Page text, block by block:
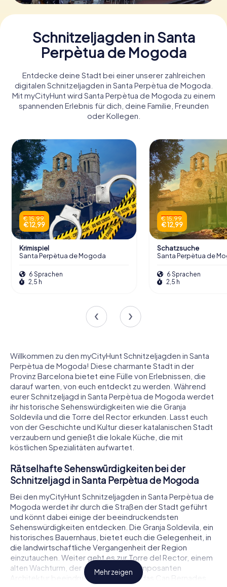
Schnitzeljagden in Santa
Perpètua de Mogoda
Entdecke deine Stadt bei einer unserer zahlreichen
digitalen Schnitzeljagden in Santa Perpètua de Mogoda.
Mit myCityHunt wird Santa Perpètua de Mogoda zu einem
spannenden Erlebnis für dich, deine Familie, Freunden
oder Kollegen.
€ 15,99
€ 12,99
Krimispiel
Santa Perpètua de Mogoda
6 Sprachen
2,5 h
€ 15,99
€ 12,99
Schatzsuche
Santa Perpètua de
6 Sprachen
2,5 h
Willkommen zu den myCityHunt Schnitzeljagden in Santa
Perpètua de Mogoda! Diese charmante Stadt in der
Provinz Barcelona bietet eine Fülle von Erlebnissen, die
darauf warten, von euch entdeckt zu werden. Während
eurer Schnitzeljagd in Santa Perpètua de Mogoda werdet
ihr historische Sehenswürdigkeiten wie die Granja
Soldevila und die Torre del Rector erkunden. Lasst euch
von der Geschichte und Kultur dieser katalanischen Stadt
verzaubern und genießt die lokale Küche, die mit
köstlichen Spezialitäten aufwartet.
Rätselhafte Sehenswürdigkeiten bei der
Schnitzeljagd in Santa Perpètua de Mogoda
Bei den myCityHunt Schnitzeljagden in Santa Perpètua de
Mogoda werdet ihr durch die Straßen der Stadt geführt
und könnt dabei einige der beeindruckendsten
Sehenswürdigkeiten entdecken. Die Granja Soldevila, ein
historisches Bauernhaus, bietet euch die Gelegenheit, in
die landwirtschaftliche Vergangenheit der Region
einzutauchen. Weiter geht es zur Torre del Rector, einem
alten Wachturm, der euch mit seiner imposanten
Architektur beeindrucken wird. Auch das Can Bernades
Mehr zeigen